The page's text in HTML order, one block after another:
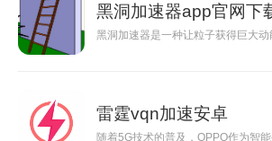
黑洞加速器app官网下
黑洞加速器是一种让粒子获得巨大
雷霆vqn加速安卓
随着5G技术的普及，OPPO作为智